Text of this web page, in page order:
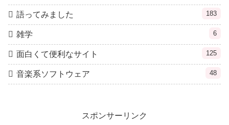
語ってみました 183
雑学 6
面白くて便利なサイト 125
音楽系ソフトウェア 48
スポンサーリンク